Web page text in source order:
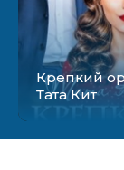
Крепкий
Тата Кит